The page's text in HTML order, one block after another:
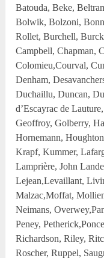
Batouda, Beke,
Bolwik, Bolzoni,
Rollet, Burchell,
Campbell, Chapman,
Colomieu,Courval,
Denham,
Duchaillu, Duncan,
d’Escayrac de
Geoffroy, Golberry,
Hornemann,
Krapf, Kummer,
Lamprière, John
Lejean,Levaillant,
Malzac,Moffat,
Neimans,
Peney,
Richardson, Riley,
Roscher, Ruppel,